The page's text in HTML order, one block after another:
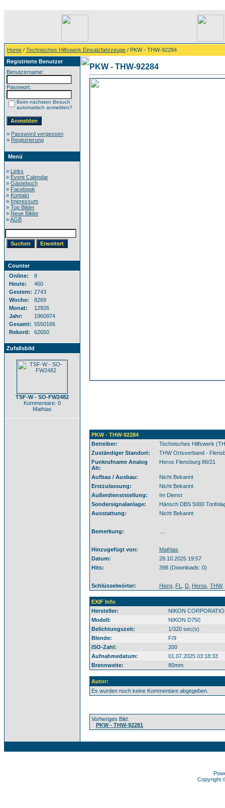
Home / Technisches Hilfswerk Einsatzfahrzeuge / PKW - THW-92284
Registrierte Benutzer
Benutzername:
Passwort:
Beim nächsten Besuch
automatisch anmelden?
» Password vergessen
» Registrierung
Menü
» Links
» Event Calendar
» Gästebuch
» Facebook
» Kontakt
» Impressum
» Top Bilder
» Neue Bilder
»AGB
Counter
Online:
8
Heute:
460
Gestern: 2743
Woche:
8269
Monat:
12926
Jahr:
1960974
Gesamt: 5550166
Rekord:
62650
Zufallsbild
TSF-W - SO-FW2482
Kommentare: 0
Mathias
PKW - THW-92284
PKW - THW-92284
Betreiber:
Technisches Hilfswerk
Zuständiger Standort:
THW Ortsverband -
Funkrufname Analog
Alt:
Heros Flensburg 86/21
Aufbau / Ausbau:
Nicht Bekannt
Erstzulassung:
Nicht Bekannt
Außerdienststellung:
Im Dienst
Sondersignalanlage:
Hänsch DBS 5000
Ausstattung:
Nicht Bekannt
Bemerkung:
Hinzugefügt von:
Mathias
Datum:
28.10.2025 19:57
Hits:
398 (Downloads: 0)
Schlüsselwörter: Hiorg FL D Heros THW,
EXIF Info
Hersteller:
NIKON
Modell:
NIKON D750
Belichtungszeit:
1/320 sec(s)
Blende:
F/9
ISO-Zahl:
200
Aufnahmedatum:
01.07.2025 03:18:33
Brennweite:
80mm
Autor:
Es wurden noch keine Kommentare abgegeben.
Vorheriges Bild:
PKW - THW-92281
Copyright